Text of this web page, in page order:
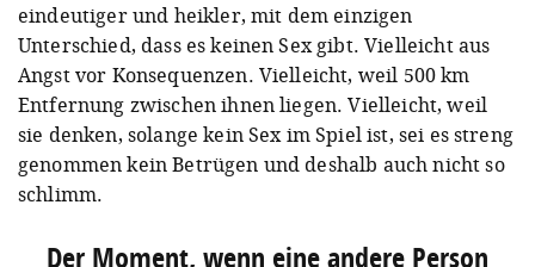
eindeutiger und heikler, mit dem einzigen
Unterschied, dass es keinen Sex gibt. Vielleicht aus
Angst vor Konsequenzen. Vielleicht, weil 500 km
Entfernung zwischen ihnen liegen. Vielleicht, weil
sie denken, solange kein Sex im Spiel ist, sei es streng
genommen kein Betrügen und deshalb auch nicht so
schlimm.
Der Moment, wenn eine andere Person